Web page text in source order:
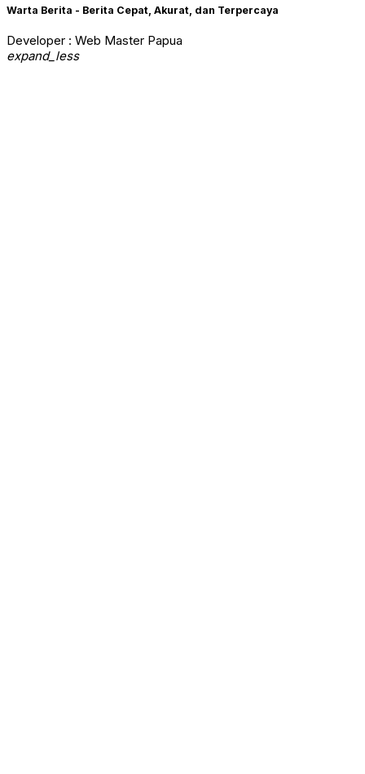
Warta Berita - Berita Cepat, Akurat, dan Terpercaya
Developer : Web Master Papua
expand_less